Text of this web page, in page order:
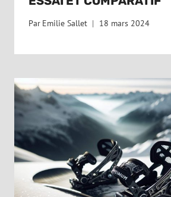
Par Emilie Sallet 18 mars 2024